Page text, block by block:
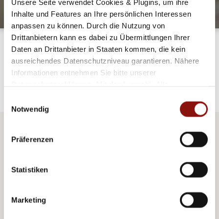
Unsere Seite verwendet Cookies & Plugins, um ihre
Inhalte und Features an Ihre persönlichen Interessen
anpassen zu können. Durch die Nutzung von
Drittanbietern kann es dabei zu Übermittlungen Ihrer
Daten an Drittanbieter in Staaten kommen, die kein
ausreichendes Datenschutzniveau garantieren. Nähere
Informationen entnehmen Sie bitte unserer
Cookies und Drittanbietern (inkl. Drittstaaten-
Notwendig
Präferenzen
Statistiken
Marketing
HOTELS:
Hotel Ananas
VIKTORIA EGGER